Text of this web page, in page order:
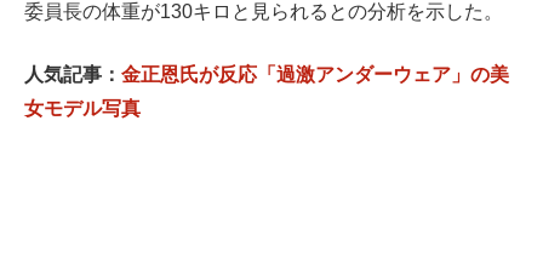
委員長の体重が130キロと見られるとの分析を示した。
人気記事： 金正恩氏が反応「過激アンダーウェア」の美
女モデル写真